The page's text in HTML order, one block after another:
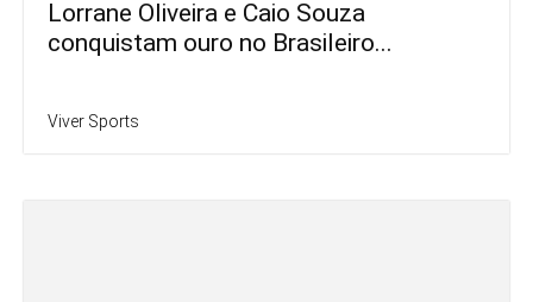
Lorrane Oliveira e Caio Souza
conquistam ouro no Brasileiro...
Viver Sports